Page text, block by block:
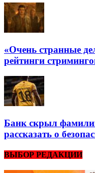
«Очень странные
рейтинги
Банк скрыл
рассказать о
ВЫБОР РЕДАКЦИИ